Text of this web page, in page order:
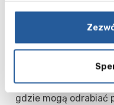
wieloosobowych na
dyspozycji oddano
gdzie mogą odrabiać